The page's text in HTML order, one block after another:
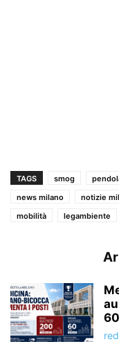
TAGS smog
news milano
notizie
mobilità
legambiente